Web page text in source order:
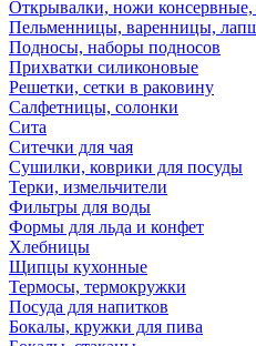
Открывалки, ножи
Пельменницы, варенницы,
Подносы, наборы подносов
Прихватки силиконовые
Решетки, сетки в раковину
Салфетницы, солонки
Сита
Ситечки для чая
Сушилки, коврики для посуды
Терки, измельчители
Фильтры для воды
Формы для льда и конфет
Хлебницы
Щипцы кухонные
Термосы, термокружки
Посуда для напитков
Бокалы, кружки для пива